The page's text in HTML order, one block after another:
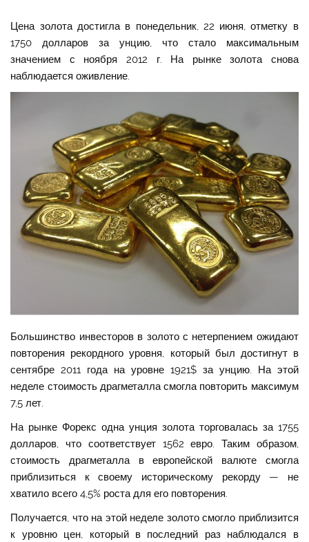
Цена золота достигла в понедельник, 22 июня, отметку в
1750 долларов за унцию, что стало максимальным
значением с ноября 2012 г. На рынке золота снова
наблюдается оживление.
Большинство инвесторов в золото с нетерпением ожидают
повторения рекордного уровня, который был достигнут в
сентябре 2011 года на уровне 1921$ за унцию. На этой
неделе стоимость драгметалла смогла повторить максимум
7,5 лет.
На рынке Форекс одна унция золота торговалась за 1755
долларов, что соответствует 1562 евро. Таким образом,
стоимость драгметалла в европейской валюте смогла
приблизиться к своему историческому рекорду — не
хватило всего 4,5% роста для его повторения.
Получается, что на этой неделе золото смогло приблизится
к уровню цен, который в последний раз наблюдался в